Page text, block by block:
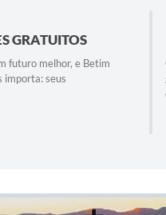
GRATUITOS
futuro melhor, e Betim
importa: seus